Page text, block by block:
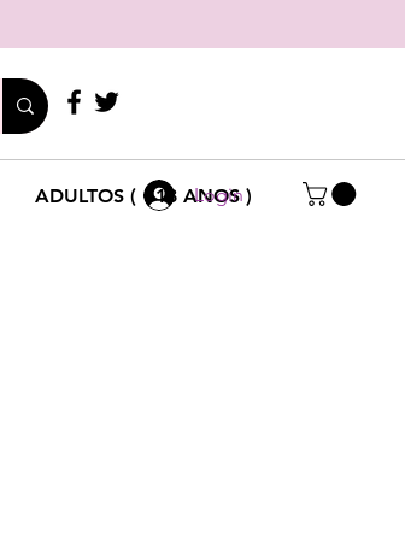
ADULTOS ( +18 ANOS )
Login